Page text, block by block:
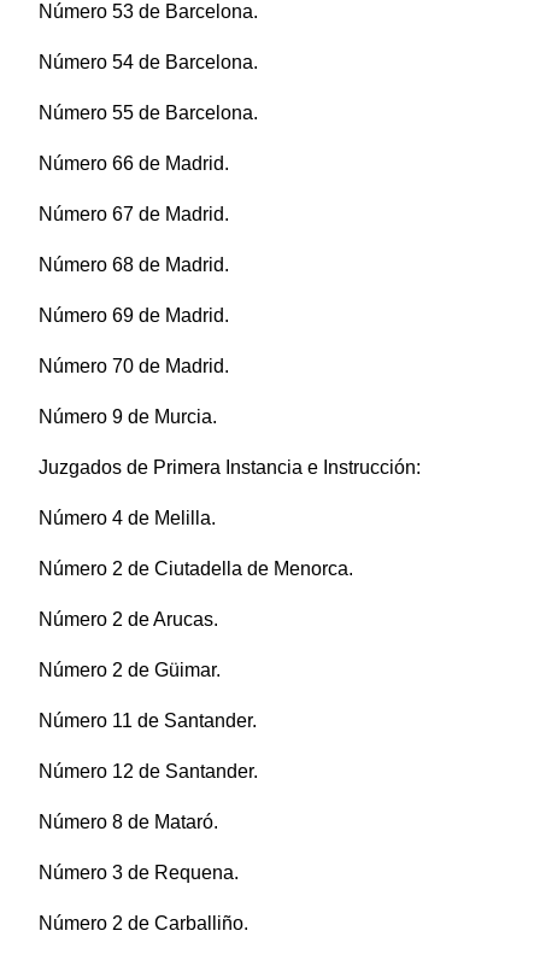
Número 53 de Barcelona.
Número 54 de Barcelona.
Número 55 de Barcelona.
Número 66 de Madrid.
Número 67 de Madrid.
Número 68 de Madrid.
Número 69 de Madrid.
Número 70 de Madrid.
Número 9 de Murcia.
Juzgados de Primera Instancia e Instrucción:
Número 4 de Melilla.
Número 2 de Ciutadella de Menorca.
Número 2 de Arucas.
Número 2 de Güimar.
Número 11 de Santander.
Número 12 de Santander.
Número 8 de Mataró.
Número 3 de Requena.
Número 2 de Carballiño.